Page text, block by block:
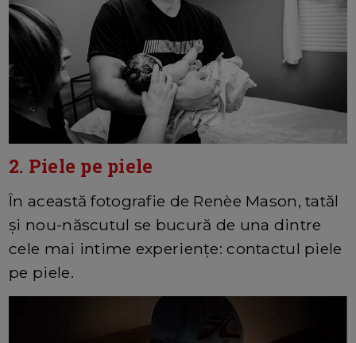
2. Piele pe piele
În această fotografie de Renèe Mason, tatăl
și nou-născutul se bucură de una dintre
cele mai intime experiențe: contactul piele
pe piele.